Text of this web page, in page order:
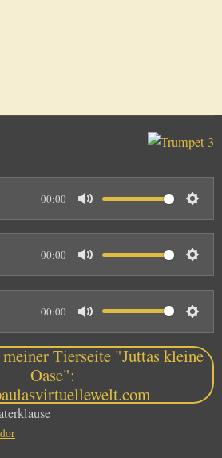
00:00
M
u
t
e
S
e
t
t
i
g
s
00:00
M
u
t
e
S
e
t
t
i
g
00:00
M
u
e
S
e
Tierseite "Juttas kleine
Oase":